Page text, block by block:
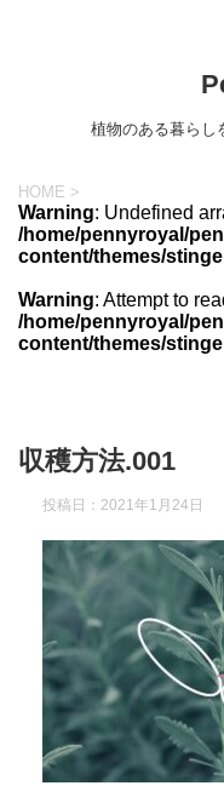
植物のある暮らし
HOME >
Warning: Undefined
/home/pennyroyal/
content/themes/
Warning: Attempt to
/home/pennyroyal/
content/themes/
収穫方法.001
投稿日： 2021年1月24日